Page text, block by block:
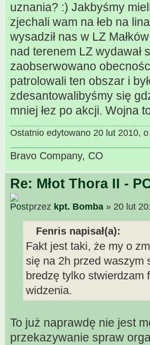
uznania? :) Jakbyśmy
zjechali wam na łeb na
wysadził nas w LZ
nad terenem LZ wydawał
zaobserwowano
patrolowali ten obszar i
zdesantowalibyśmy się
mniej łez po akcji. Wojna
Ostatnio edytowano 20 lut 2010,
Bravo Company, CO
Re: Młot Thora II -
przez kpt. Bomba » 20 lut
Fenris napisał(a):
Fakt jest taki, że my o
się na 2h przed waszym
bredzę tylko stwierdzam
widzenia.
To już naprawdę nie jest
przekazywanie spraw